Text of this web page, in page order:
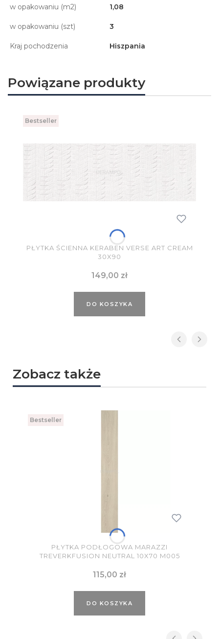
w opakowaniu (m2) 1,08
w opakowaniu (szt) 3
Kraj pochodzenia Hiszpania
Powiązane produkty
Bestseller
PŁYTKA ŚCIENNA KERABEN VERSE ART CREAM
30X90
Cena
149,00 zł
DO KOSZYKA
Zobacz także
Bestseller
PŁYTKA PODŁOGOWA MARAZZI
TREVERKFUSION NEUTRAL 10X70 M005
Cena
115,00 zł
DO KOSZYKA